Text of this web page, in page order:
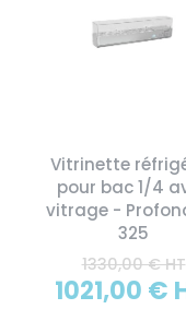
Vitrinette
pour bac 1/4
vitrage -
325
1330,00 € HT
1021,00 €